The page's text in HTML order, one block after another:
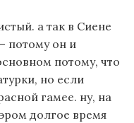
а так в Сиене
потому он и
потому, что
но если
гамее. ну, на
долгое время